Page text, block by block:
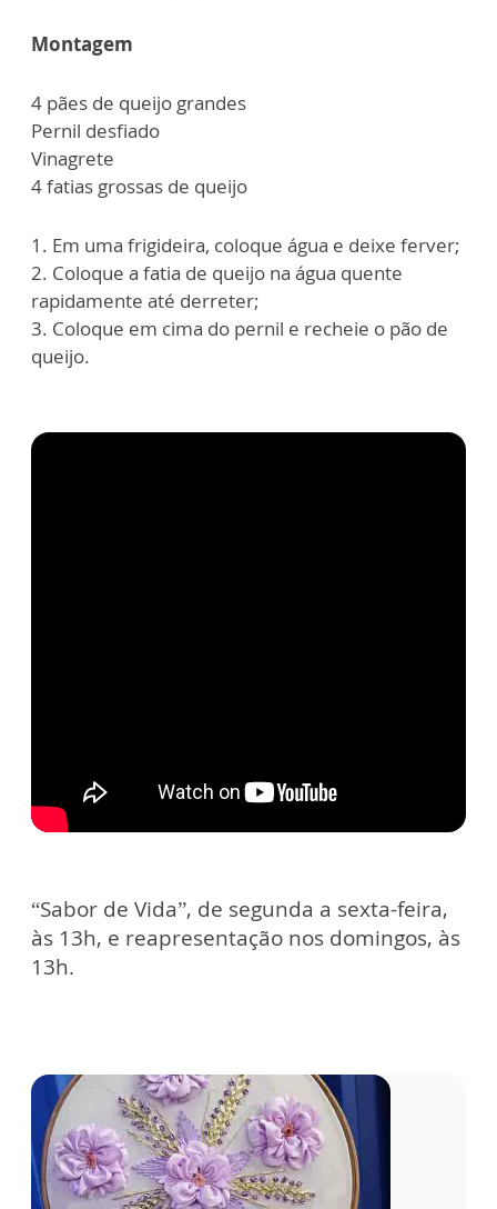
Montagem
4 pães de queijo grandes
Pernil desfiado
Vinagrete
4 fatias grossas de queijo
1. Em uma frigideira, coloque água e deixe ferver;
2. Coloque a fatia de queijo na água quente
rapidamente até derreter;
3. Coloque em cima do pernil e recheie o pão de
queijo.
“Sabor de Vida”, de segunda a sexta-feira,
às 13h, e reapresentação nos domingos, às
13h.